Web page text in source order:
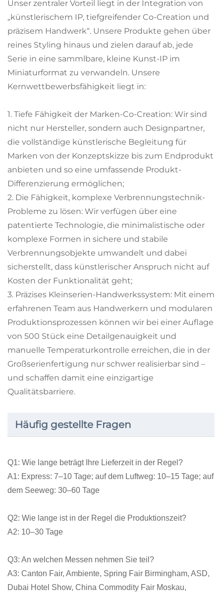
Unser zentraler Vorteil liegt in der Integration von
„künstlerischem IP, tiefgreifender Co-Creation und
präzisem Handwerk“. Unsere Produkte gehen über
reines Styling hinaus und zielen darauf ab, jede
Serie in eine sammlbare, kleine Kunst-IP im
Miniaturformat zu verwandeln. Unsere
Kernwettbewerbsfähigkeit liegt in:
1. Tiefe Fähigkeit der Marken-Co-Creation: Wir sind
nicht nur Hersteller, sondern auch Designpartner,
die vollständige künstlerische Begleitung für
Marken von der Konzeptskizze bis zum Endprodukt
anbieten und so eine umfassende Produkt-
Differenzierung ermöglichen;
2. Die Fähigkeit, komplexe Verbrennungstechnik-
Probleme zu lösen: Wir verfügen über eine
patentierte Technologie, die minimalistische oder
komplexe Formen in sichere und stabile
Verbrennungsobjekte umwandelt und dabei
sicherstellt, dass künstlerischer Anspruch nicht auf
Kosten der Funktionalität geht;
3. Präzises Kleinserien-Handwerkssystem: Mit einem
erfahrenen Team aus Handwerkern und modularen
Produktionsprozessen können wir bei einer Auflage
von 500 Stück eine Detailgenauigkeit und
manuelle Temperaturkontrolle erreichen, die in der
Großserienfertigung nur schwer realisierbar sind –
und schaffen damit eine einzigartige
Qualitätsbarriere.
Häufig gestellte Fragen
Q1: Wie lange beträgt Ihre Lieferzeit in der Regel?
A1: Express: 7–10 Tage; auf dem Luftweg: 10–15 Tage; auf
dem Seeweg: 30–60 Tage
Q2: Wie lange ist in der Regel die Produktionszeit?
A2: 10–30 Tage
Q3: An welchen Messen nehmen Sie teil?
A3: Canton Fair, Ambiente, Spring Fair Birmingham, ASD,
Dubai Hotel Show, China Commodity Fair Moskau,